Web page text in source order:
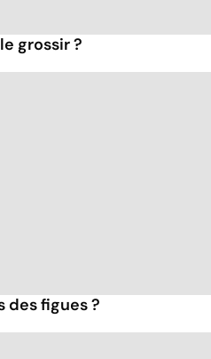
grossir ?
des figues ?